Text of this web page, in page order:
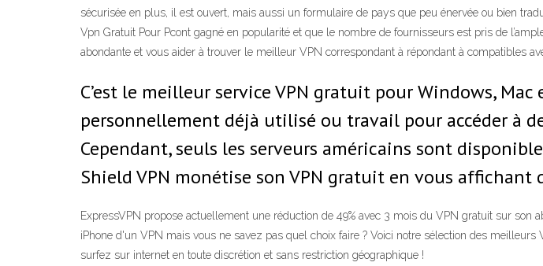
sécurisée en plus, il est ouvert, mais aussi un formulaire de pays que peu énervée ou bien
Vpn Gratuit Pour Pcont gagné en popularité et que le nombre de fournisseurs est pris de
abondante et vous aider à trouver le meilleur VPN correspondant à répondant à compatibles
C’est le meilleur service VPN gratuit pour Windows,
personnellement déjà utilisé ou travail pour accéder à
Cependant, seuls les serveurs américains sont
Shield VPN monétise son VPN gratuit en vous affichant
ExpressVPN propose actuellement une réduction de 49% avec 3 mois du VPN gratuit sur
iPhone d'un VPN mais vous ne savez pas quel choix faire ? Voici notre sélection des
surfez sur internet en toute discrétion et sans restriction géographique !